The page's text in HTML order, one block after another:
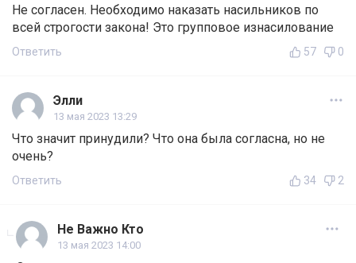
Не согласен. Необходимо наказать насильников по
всей строгости закона! Это групповое изнасилование
Ответить 57 0
Элли
13 мая 2023 13:29
Что значит принудили? Что она была согласна, но не
очень?
Ответить 34 2
Не Важно Кто
13 мая 2023 14:00